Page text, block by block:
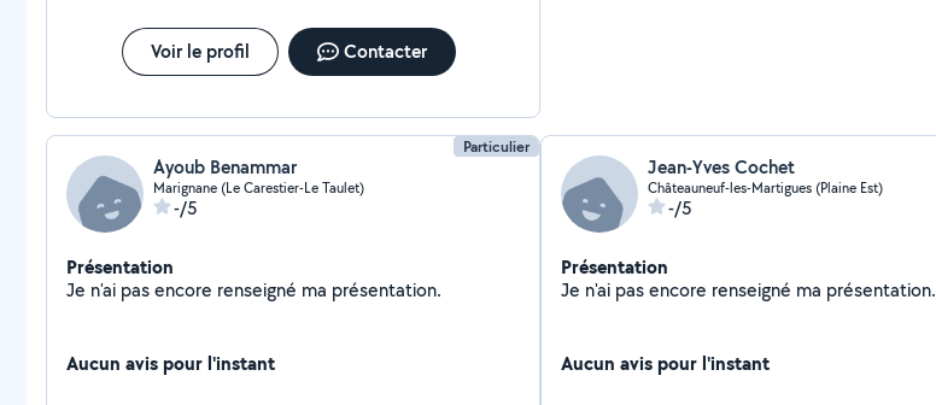
Voir le profil Contacter
Particulier
Ayoub Benammar
Marignane (Le Carestier-Le Taulet)
-/5
Présentation
Je n'ai pas encore renseigné ma présentation.
Aucun avis pour l'instant
Jean-Yves Cochet
Châteauneuf-les-Martigues (Plaine Est)
-/5
Présentation
Je n'ai pas encore renseigné ma présentation.
Aucun avis pour l'instant